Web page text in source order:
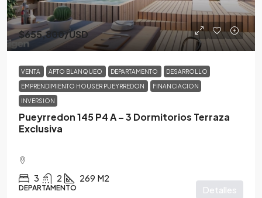
$655,800/USD
VENTA APTO BLANQUEO DEPARTAMENTO DESARROLLO
EMPRENDIMIENTO HOUSER PUEYRREDON FINANCIACION
INVERSION
Pueyrredon 145 P4 A – 3 Dormitorios Terraza
Exclusiva
3 2 269 M2
DEPARTAMENTO Detalles